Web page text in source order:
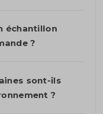
échantillon
?
sont-ils
?